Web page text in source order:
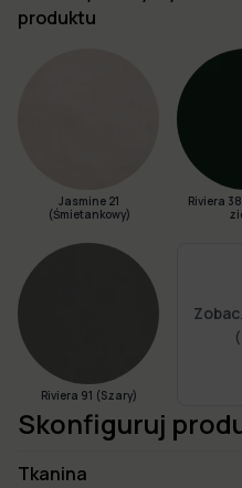
produktu
Jasmine 21
(Śmietankowy)
Riviera
Riviera 91 (Szary)
Skonfiguruj
Tkanina